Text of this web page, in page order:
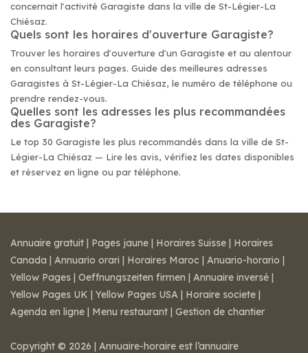
concernait l'activité Garagiste dans la ville de St-Légier-La
Chiésaz.
Quels sont les horaires d'ouverture Garagiste?
Trouver les horaires d'ouverture d'un Garagiste et au alentour
en consultant leurs pages. Guide des meilleures adresses
Garagistes à St-Légier-La Chiésaz, le numéro de téléphone ou
prendre rendez-vous.
Quelles sont les adresses les plus recommandées
des Garagiste?
Le top 30 Garagiste les plus recommandés dans la ville de St-
Légier-La Chiésaz — Lire les avis, vérifiez les dates disponibles
et réservez en ligne ou par téléphone.
Annuaire gratuit | Pages jaune | Horaires Suisse | Horaires
Canada | Annuario orari | Horaires Maroc | Anuario-horario |
Yellow Pages | Oeffnungszeiten firmen | Annuaire inversé |
Yellow Pages UK | Yellow Pages USA | Horaire societe |
Agenda en ligne | Menu restaurant | Gestion de chantier
Copyright © 2026 | Annuaire-horaire est l’annuaire